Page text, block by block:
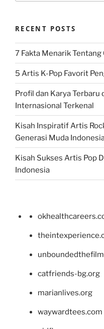
RECENT POSTS
7 Fakta Menarik
5 Artis K-Pop Favorit
Profil dan Karya Terbaru
Internasional Terkenal
Kisah Inspiratif Artis
Generasi Muda
Kisah Sukses Artis Pop
Indonesia
catfriends-bg.org
marianlives.org
waywardtees.com